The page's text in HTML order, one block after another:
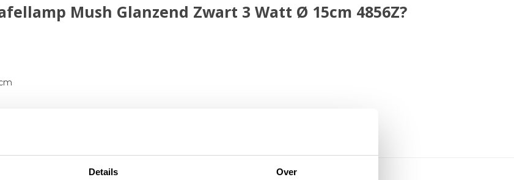
Details Over
Mush Glanzend Zwart 3 Watt Ø 15cm 4856Z?